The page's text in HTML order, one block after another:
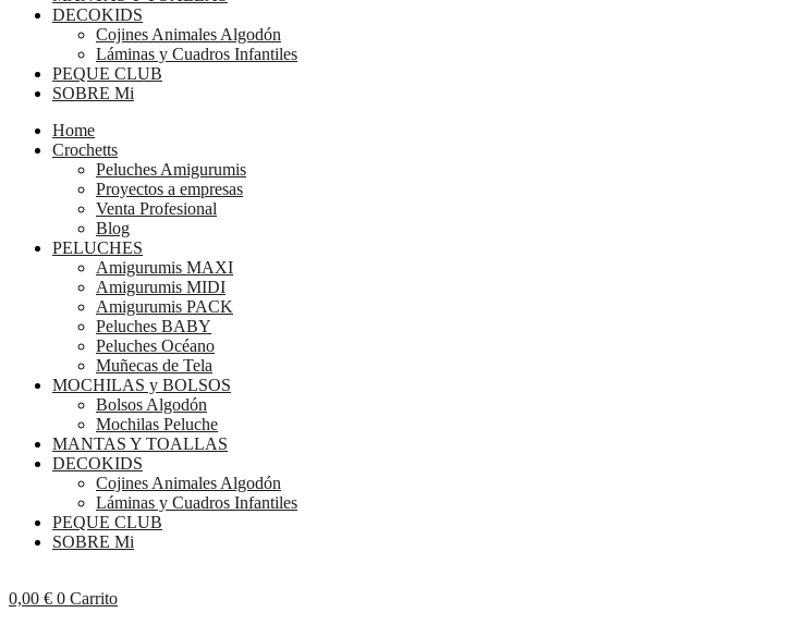
DECOKIDS
Cojines Animales Algodón
Láminas y Cuadros Infantiles
PEQUE CLUB
SOBRE Mi
Home
Crochetts
Peluches Amigurumis
Proyectos a empresas
Venta Profesional
Blog
PELUCHES
Amigurumis MAXI
Amigurumis MIDI
Amigurumis PACK
Peluches BABY
Peluches Océano
Muñecas de Tela
MOCHILAS y BOLSOS
Bolsos Algodón
Mochilas Peluche
MANTAS Y TOALLAS
DECOKIDS
Cojines Animales Algodón
Láminas y Cuadros Infantiles
PEQUE CLUB
SOBRE Mi
0,00 € 0 Carrito